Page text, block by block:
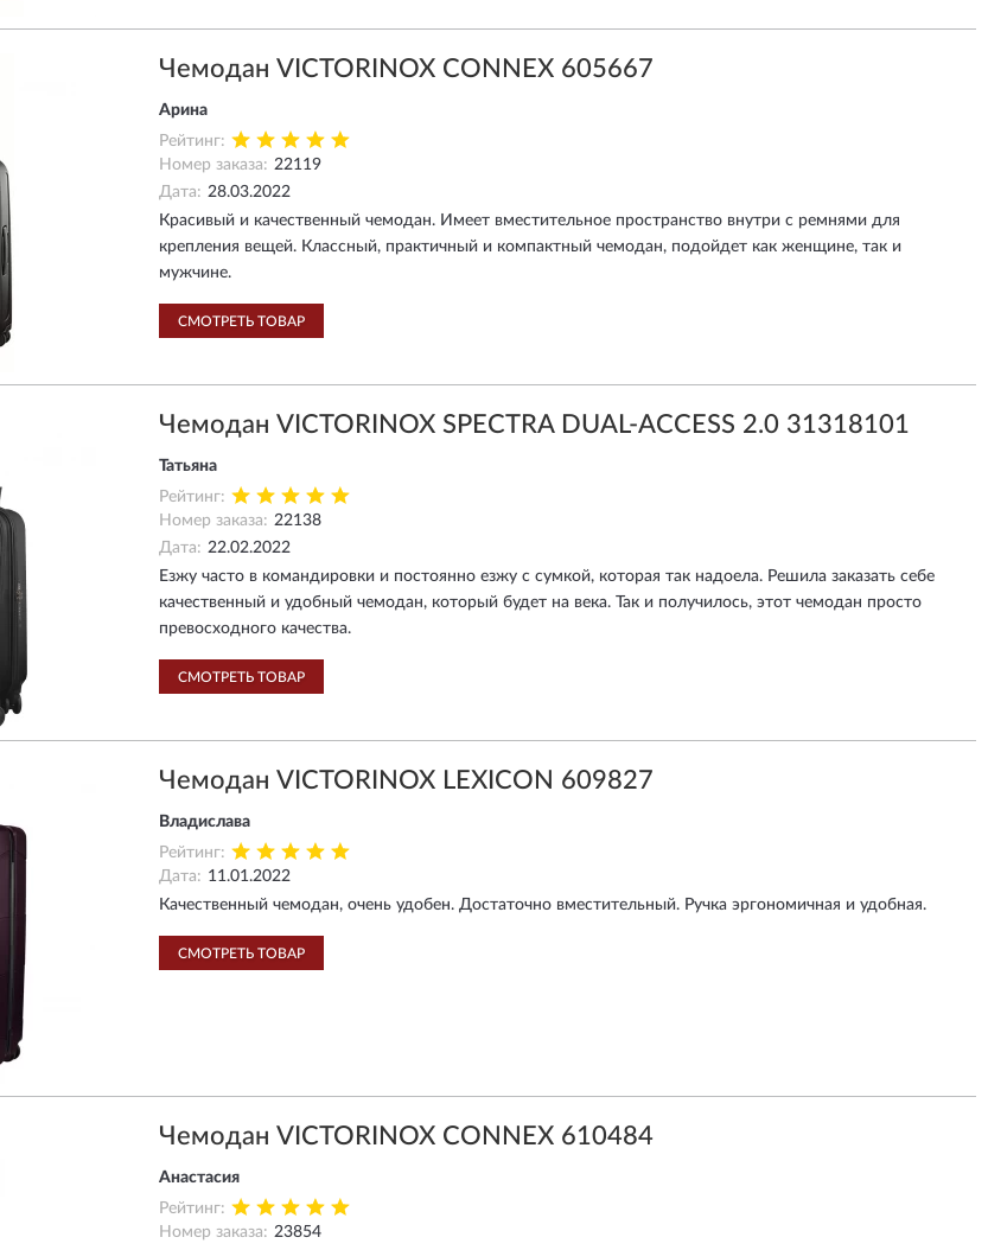
Чемодан VICTORINOX CONNEX 605667
Арина
Рейтинг:
Номер заказа: 22119
Дата: 28.03.2022
Красивый и качественный чемодан. Имеет вместительное пространство внутри с ремнями для
крепления вещей. Классный, практичный и компактный чемодан, подойдет как женщине, так и
мужчине.
СМОТРЕТЬ ТОВАР
Чемодан VICTORINOX SPECTRA DUAL-ACCESS 2.0 31318101
Татьяна
Рейтинг:
Номер заказа: 22138
Дата: 22.02.2022
Езжу часто в командировки и постоянно езжу с сумкой, которая так надоела. Решила заказать себе
качественный и удобный чемодан, который будет на века. Так и получилось, этот чемодан просто
превосходного качества.
СМОТРЕТЬ ТОВАР
Чемодан VICTORINOX LEXICON 609827
Владислава
Рейтинг:
Дата: 11.01.2022
Качественный чемодан, очень удобен. Достаточно вместительный. Ручка эргономичная и удобная.
СМОТРЕТЬ ТОВАР
Чемодан VICTORINOX CONNEX 610484
Анастасия
Рейтинг:
Номер заказа: 23854